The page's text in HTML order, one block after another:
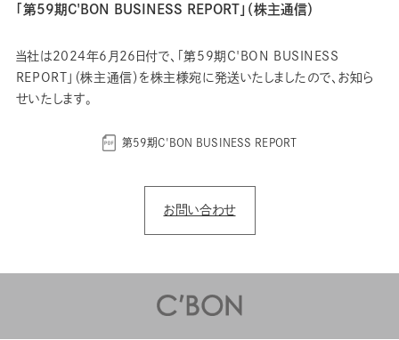
「第59期C'BON BUSINESS REPORT」（株主通信）
当社は2024年6月26日付で、「第59期C'BON BUSINESS
REPORT」（株主通信）を株主様宛に発送いたしましたので、お知ら
せいたします。
第59期C'BON BUSINESS REPORT
お問い合わせ